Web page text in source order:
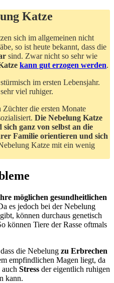
Katze
sich im allgemeinen nicht
so ist heute bekannt, dass die
sind. Zwar nicht so sehr wie
kann gut erzogen werden.
im ersten Lebensjahr.
viel ruhiger.
die ersten Monate
Die Nebelung Katze
ganz von selbst an die
Familie orientieren und sich
Katze mit ein wenig
möglichen gesundheitlichen
es jedoch bei der Nebelung
können durchaus genetisch
können Tiere der Rasse oftmals
die Nebelung zu Erbrechen
empfindlichen Magen liegt, da
auch Stress der eigentlich ruhigen
kann.